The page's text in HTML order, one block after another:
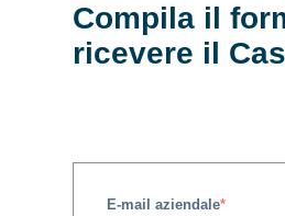
Compila il
ricevere il
E-mail aziendale*